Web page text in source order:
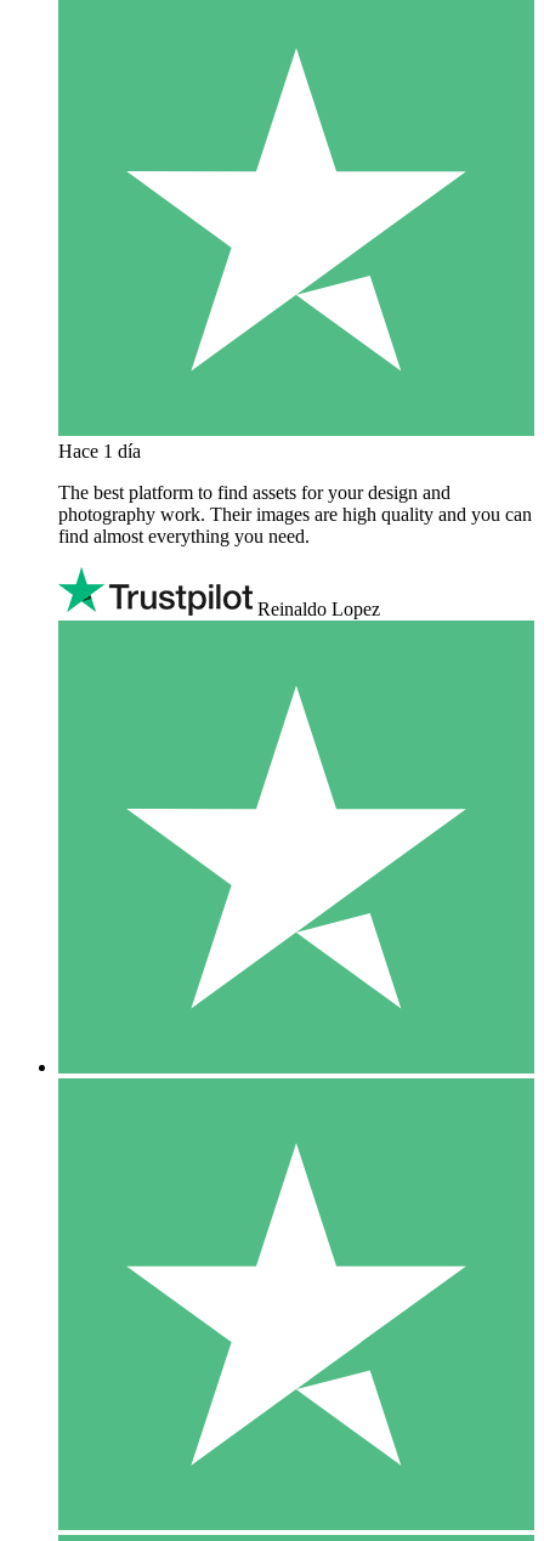
Hace 1 día
The best platform to find assets for your design and
photography work. Their images are high quality and you can
find almost everything you need.
Reinaldo Lopez